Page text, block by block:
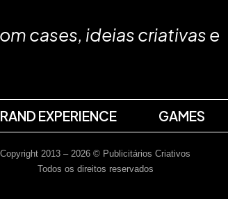
cases, ideias criativas e
EXPERIENCE GAMES
Copyright 2013 – 2026 © Publicitários Criativos
Todos os direitos reservados